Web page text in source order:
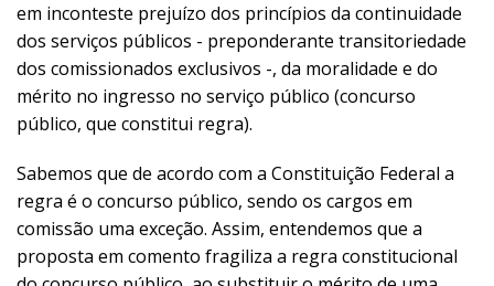
em inconteste prejuízo dos princípios da continuidade
dos serviços públicos ­- preponderante transitoriedade
dos comissionados exclusivos -, da moralidade e do
mérito no ingresso no serviço público (concurso
público, que constitui regra).
Sabemos que de acordo com a Constituição Federal a
regra é o concurso público, sendo os cargos em
comissão uma exceção. Assim, entendemos que a
proposta em comento fragiliza a regra constitucional